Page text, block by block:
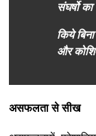
संघर्षो
किये
और
असफलता से सीख